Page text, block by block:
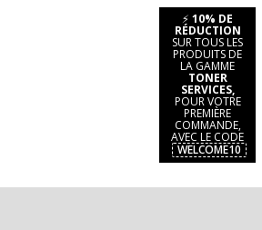
⚡ 10% DE
RÉDUCTION
SUR TOUS LES
PRODUITS DE
LA GAMME
TONER
SERVICES,
POUR VOTRE
PREMIÈRE
COMMANDE,
AVEC LE CODE
WELCOME10